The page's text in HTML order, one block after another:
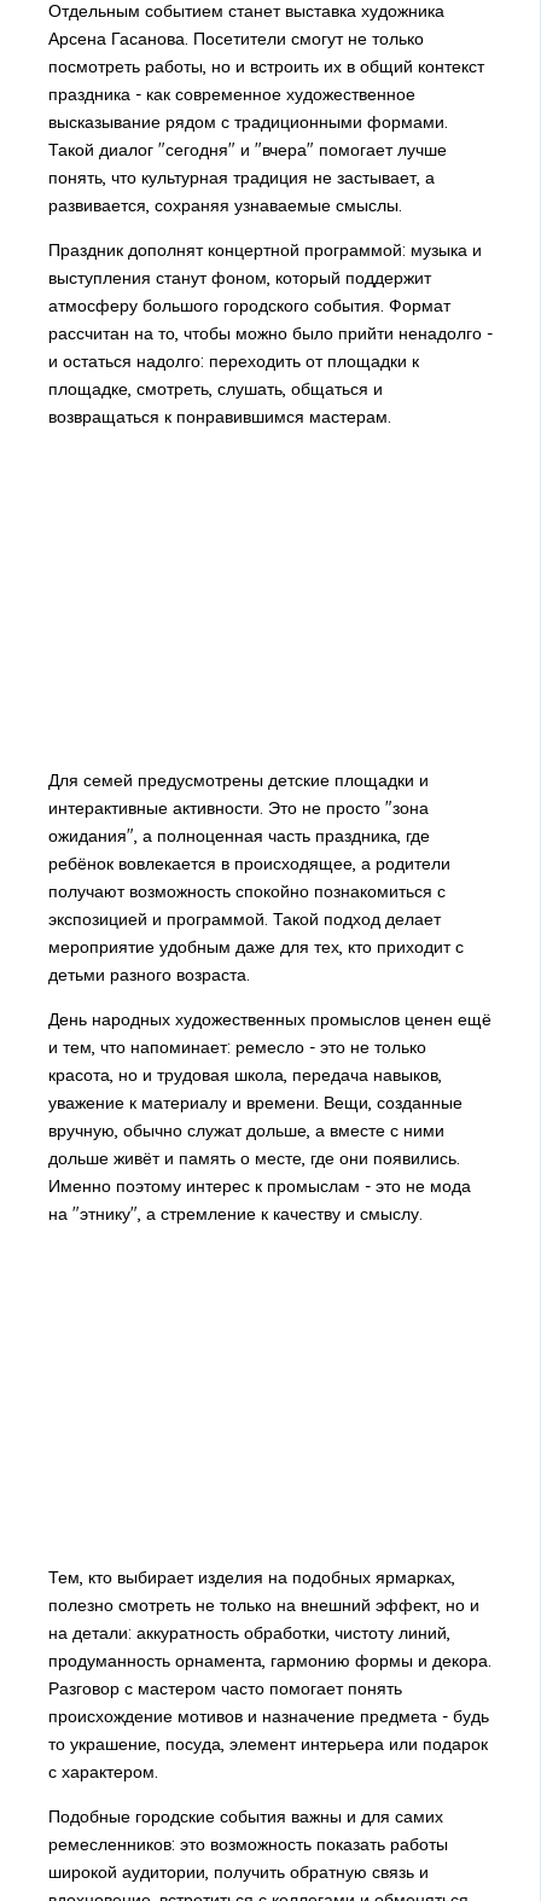
Отдельным событием станет выставка художника
Арсена Гасанова. Посетители смогут не только
посмотреть работы, но и встроить их в общий контекст
праздника - как современное художественное
высказывание рядом с традиционными формами.
Такой диалог "сегодня" и "вчера" помогает лучше
понять, что культурная традиция не застывает, а
развивается, сохраняя узнаваемые смыслы.
Праздник дополнят концертной программой: музыка и
выступления станут фоном, который поддержит
атмосферу большого городского события. Формат
рассчитан на то, чтобы можно было прийти ненадолго -
и остаться надолго: переходить от площадки к
площадке, смотреть, слушать, общаться и
возвращаться к понравившимся мастерам.
Для семей предусмотрены детские площадки и
интерактивные активности. Это не просто "зона
ожидания", а полноценная часть праздника, где
ребёнок вовлекается в происходящее, а родители
получают возможность спокойно познакомиться с
экспозицией и программой. Такой подход делает
мероприятие удобным даже для тех, кто приходит с
детьми разного возраста.
День народных художественных промыслов ценен ещё
и тем, что напоминает: ремесло - это не только
красота, но и трудовая школа, передача навыков,
уважение к материалу и времени. Вещи, созданные
вручную, обычно служат дольше, а вместе с ними
дольше живёт и память о месте, где они появились.
Именно поэтому интерес к промыслам - это не мода
на "этнику", а стремление к качеству и смыслу.
Тем, кто выбирает изделия на подобных ярмарках,
полезно смотреть не только на внешний эффект, но и
на детали: аккуратность обработки, чистоту линий,
продуманность орнамента, гармонию формы и декора.
Разговор с мастером часто помогает понять
происхождение мотивов и назначение предмета - будь
то украшение, посуда, элемент интерьера или подарок
с характером.
Подобные городские события важны и для самих
ремесленников: это возможность показать работы
широкой аудитории, получить обратную связь и